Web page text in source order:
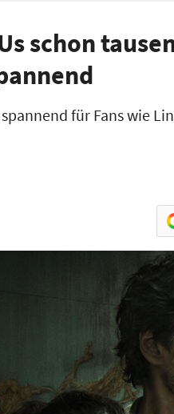
schon
für Fans wie